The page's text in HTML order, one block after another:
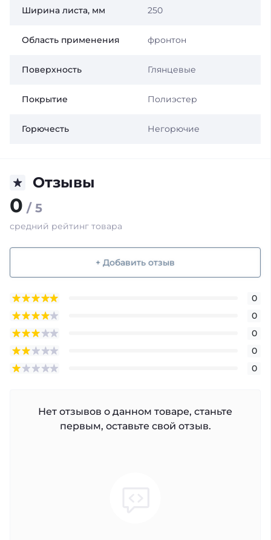
Ширина листа, мм 250
Область применения фронтон
Поверхность Глянцевые
Покрытие Полиэстер
Горючесть Негорючие
Отзывы
0 / 5
средний рейтинг товара
+ Добавить отзыв
0
0
0
0
0
Нет отзывов о данном товаре, станьте
первым, оставьте свой отзыв.